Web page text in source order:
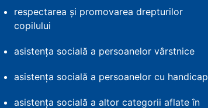
respectarea și promovarea drepturilor
copilului
asistența socială a persoanelor vârstnice
asistența socială a persoanelor cu handicap
asistența socială a altor categorii aflate în